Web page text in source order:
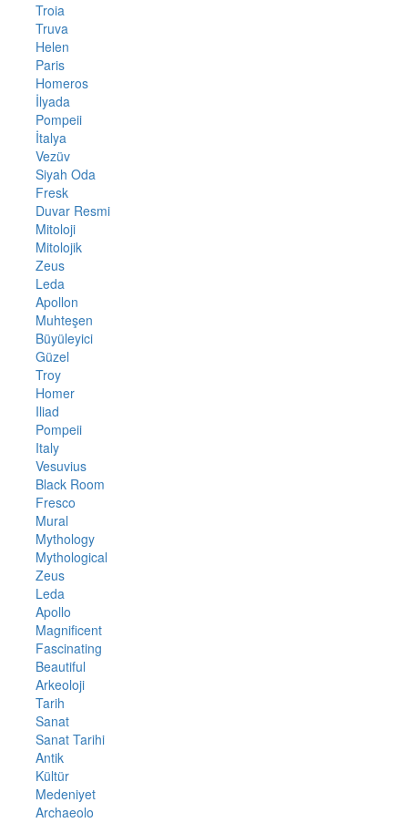
Troia
Truva
Helen
Paris
Homeros
İlyada
Pompeii
İtalya
Vezüv
Siyah Oda
Fresk
Duvar Resmi
Mitoloji
Mitolojik
Zeus
Leda
Apollon
Muhteşen
Büyüleyici
Güzel
Troy
Homer
Iliad
Pompeii
Italy
Vesuvius
Black Room
Fresco
Mural
Mythology
Mythological
Zeus
Leda
Apollo
Magnificent
Fascinating
Beautiful
Arkeoloji
Tarih
Sanat
Sanat Tarihi
Antik
Kültür
Medeniyet
Archaeolo